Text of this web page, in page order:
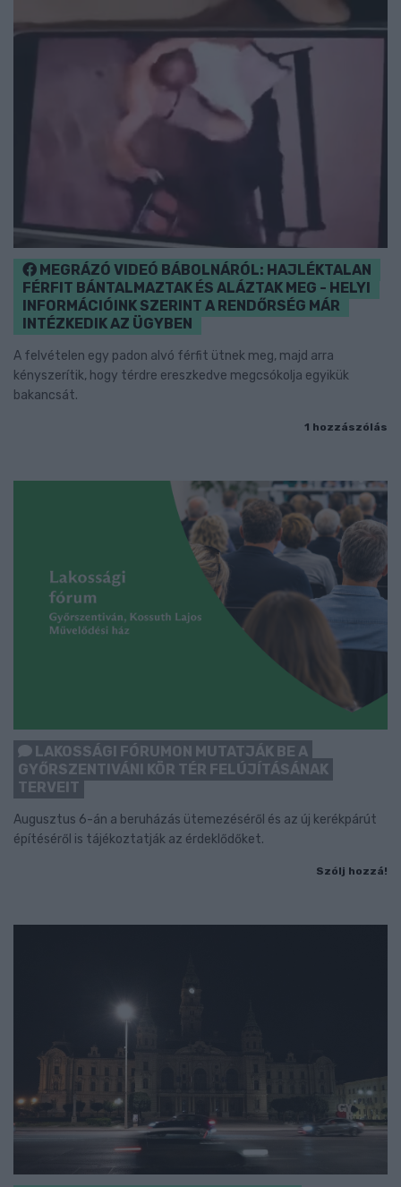
MEGRÁZÓ VIDEÓ BÁBOLNÁRÓL: HAJLÉKTALAN
FÉRFIT BÁNTALMAZTAK ÉS ALÁZTAK MEG - HELYI
INFORMÁCIÓINK SZERINT A RENDŐRSÉG MÁR
INTÉZKEDIK AZ ÜGYBEN
A felvételen egy padon alvó férfit ütnek meg, majd arra
kényszerítik, hogy térdre ereszkedve megcsókolja egyikük
bakancsát.
1 hozzászólás
LAKOSSÁGI FÓRUMON MUTATJÁK BE A
GYŐRSZENTIVÁNI KÖR TÉR FELÚJÍTÁSÁNAK
TERVEIT
Augusztus 6-án a beruházás ütemezéséről és az új kerékpárút
építéséről is tájékoztatják az érdeklődőket.
Szólj hozzá!